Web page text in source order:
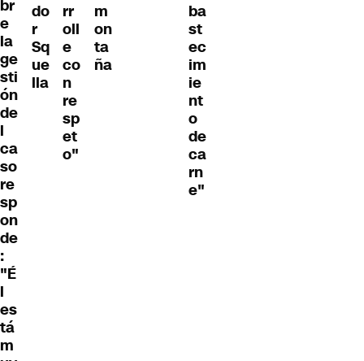
br
e
la
ge
sti
ón
de
l
ca
so
re
sp
on
de
:
"É
l
es
tá
m
do
r
Sq
ue
lla
rr
oll
e
co
n
re
sp
et
o"
m
on
ta
ña
ba
st
ec
im
ie
nt
o
de
ca
rn
e"